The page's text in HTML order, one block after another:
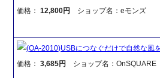
価格：12,800円 ショップ名：eモンズ
(OA-2010)USBにつなぐだけで自然な風
価格：3,685円 ショップ名：OnSQUARE